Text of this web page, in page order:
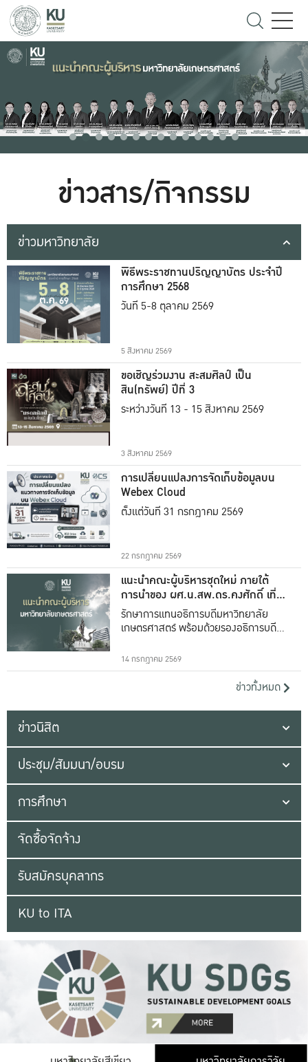
ข่าวสาร/กิจกรรม
ข่าวมหาวิทยาลัย
พิธีพระราชทานปริญญาบัตร ประจำปี
การศึกษา 2568
วันที่ 5-8 ตุลาคม 2569
5 สิงหาคม 2569
ขอเชิญร่วมงาน สะสมศิลป์ เป็น
สิน(ทรัพย์) ปีที่ 3
ระหว่างวันที่ 13 - 15 สิงหาคม 2569
3 สิงหาคม 2569
การเปลี่ยนแปลงการจัดเก็บข้อมูลบน
Webex Cloud
ตั้งแต่วันที่ 31 กรกฎาคม 2569
22 กรกฎาคม 2569
แนะนำคณะผู้บริหารชุดใหม่ ภายใต้
การนำของ ผศ.น.สพ.ดร.คงศักดิ์ เที่ยง
ธรรม
รักษาการแทนอธิการบดีมหาวิทยาลัย
เกษตรศาสตร์ พร้อมด้วยรองอธิการบดีทั้ง
14 กรกฎาคม 2569
ข่าวทั้งหมด
ข่าวนิสิต
ประชุม/สัมมนา/อบรม
การศึกษา
จัดซื้อจัดจ้าง
รับสมัครบุคลากร
KU to ITA
มหาวิ